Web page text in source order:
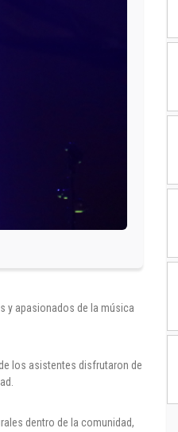
y apasionados de la música
los asistentes disfrutaron de
dentro de la comunidad,